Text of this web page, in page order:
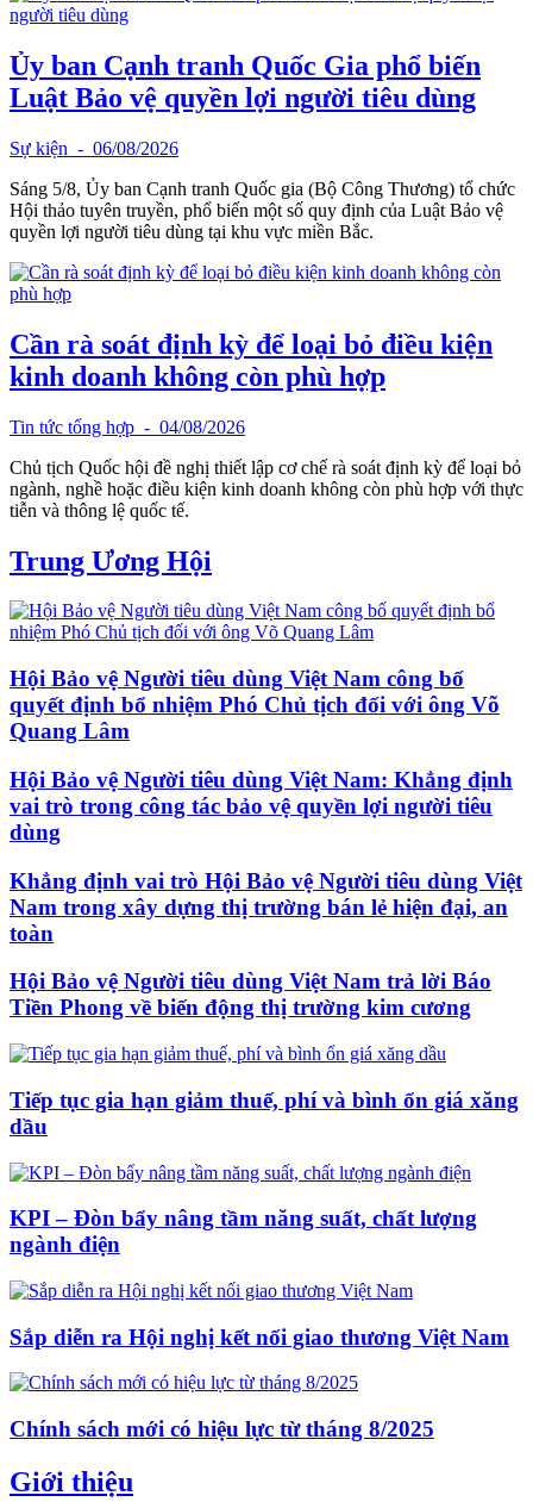
Ủy ban Cạnh tranh Quốc Gia phổ biến
Luật Bảo vệ quyền lợi người tiêu dùng
Sự kiện - 06/08/2026
Sáng 5/8, Ủy ban Cạnh tranh Quốc gia (Bộ Công Thương) tổ chức
Hội thảo tuyên truyền, phổ biến một số quy định của Luật Bảo vệ
quyền lợi người tiêu dùng tại khu vực miền Bắc.
Cần rà soát định kỳ để loại bỏ điều kiện
kinh doanh không còn phù hợp
Tin tức tổng hợp - 04/08/2026
Chủ tịch Quốc hội đề nghị thiết lập cơ chế rà soát định kỳ để loại bỏ
ngành, nghề hoặc điều kiện kinh doanh không còn phù hợp với thực
tiễn và thông lệ quốc tế.
Trung Ương Hội
Hội Bảo vệ Người tiêu dùng Việt Nam công bố
quyết định bổ nhiệm Phó Chủ tịch đối với ông Võ
Quang Lâm
Hội Bảo vệ Người tiêu dùng Việt Nam: Khẳng định
vai trò trong công tác bảo vệ quyền lợi người tiêu
dùng
Khẳng định vai trò Hội Bảo vệ Người tiêu dùng Việt
Nam trong xây dựng thị trường bán lẻ hiện đại, an
toàn
Hội Bảo vệ Người tiêu dùng Việt Nam trả lời Báo
Tiền Phong về biến động thị trường kim cương
Tiếp tục gia hạn giảm thuế, phí và bình ổn giá xăng
dầu
KPI – Đòn bẩy nâng tầm năng suất, chất lượng
ngành điện
Sắp diễn ra Hội nghị kết nối giao thương Việt Nam
Chính sách mới có hiệu lực từ tháng 8/2025
Giới thiệu